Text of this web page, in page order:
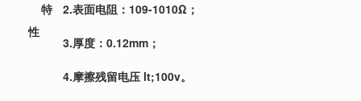
特
性
2.表面电阻：109-1010Ω；
3.厚度：0.12mm；
4.摩擦残留电压 lt;100v。